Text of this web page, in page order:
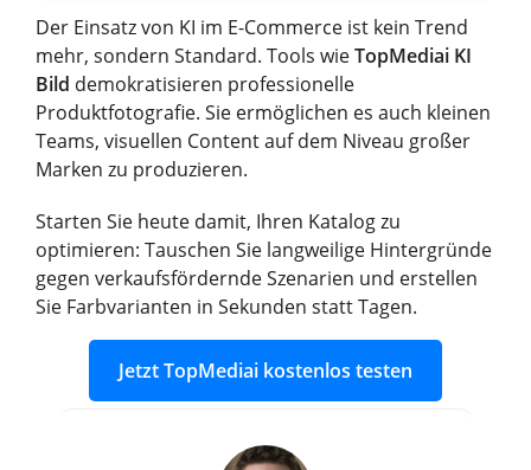
Der Einsatz von KI im E-Commerce ist kein Trend
mehr, sondern Standard. Tools wieTopMediai KI
Bild demokratisieren professionelle
Produktfotografie. Sie ermöglichen es auch kleinen
Teams, visuellen Content auf dem Niveau großer
Marken zu produzieren.
Starten Sie heute damit, Ihren Katalog zu
optimieren: Tauschen Sie langweilige Hintergründe
gegen verkaufsfördernde Szenarien und erstellen
Sie Farbvarianten in Sekunden statt Tagen.
Jetzt TopMediai kostenlos testen